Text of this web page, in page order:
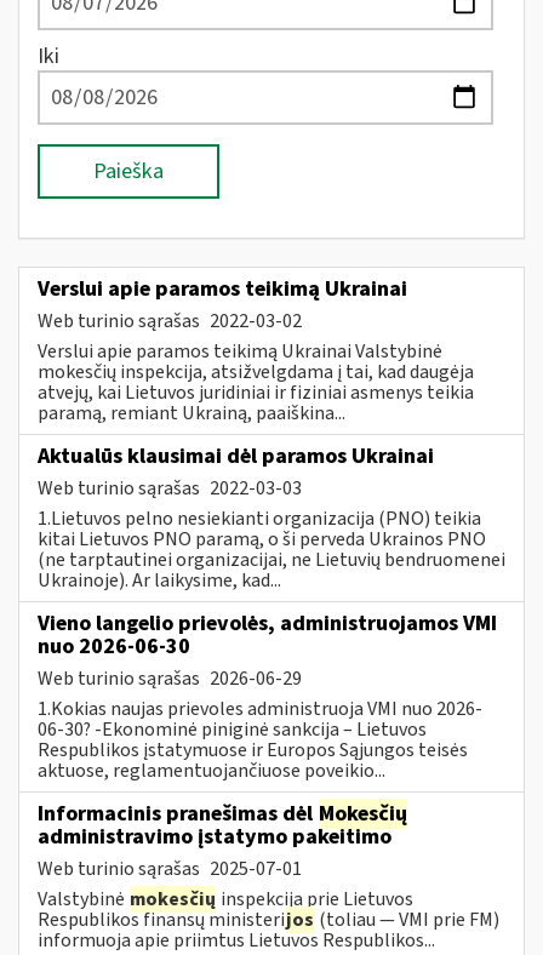
Iki
Paieška
Verslui apie paramos teikimą Ukrainai
Web turinio sąrašas 2022-03-02
Verslui apie paramos teikimą Ukrainai Valstybinė
mokesčių inspekcija, atsižvelgdama į tai, kad daugėja
atvejų, kai Lietuvos juridiniai ir fiziniai asmenys teikia
paramą, remiant Ukrainą, paaiškina...
Aktualūs klausimai dėl paramos Ukrainai
Web turinio sąrašas 2022-03-03
1.Lietuvos pelno nesiekianti organizacija (PNO) teikia
kitai Lietuvos PNO paramą, o ši perveda Ukrainos PNO
(ne tarptautinei organizacijai, ne Lietuvių bendruomenei
Ukrainoje). Ar laikysime, kad...
Vieno langelio prievolės, administruojamos VMI
nuo 2026-06-30
Web turinio sąrašas 2026-06-29
1.Kokias naujas prievoles administruoja VMI nuo 2026-
06-30? -Ekonominė piniginė sankcija – Lietuvos
Respublikos įstatymuose ir Europos Sąjungos teisės
aktuose, reglamentuojančiuose poveikio...
Informacinis pranešimas dėl Mokesčių
administravimo įstatymo pakeitimo
Web turinio sąrašas 2025-07-01
Valstybinė mokesčių inspekcija prie Lietuvos
Respublikos finansų ministerijos (toliau — VMI prie FM)
informuoja apie priimtus Lietuvos Respublikos...